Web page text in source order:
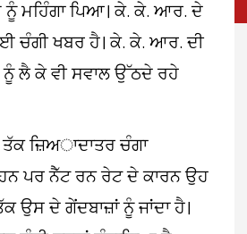
ਨੂੰ ਮਹਿੰਗਾ ਪਿਆ। ਕੇ. ਕੇ. ਆਰ. ਦੇ
ਚੰਗੀ ਖਬਰ ਹੈ। ਕੇ. ਕੇ. ਆਰ. ਦੀ
ਨੂੰ ਲੈ ਕੇ ਵੀ ਸਵਾਲ ਉੱਠਦੇ ਰਹੇ
ਜ਼ਿਅਾਦਾਤਰ ਚੰਗਾ
ਪਰ ਨੈੱਟ ਰਨ ਰੇਟ ਦੇ ਕਾਰਨ ਉਹ
ਉਸ ਦੇ ਗੇਂਦਬਾਜ਼ਾਂ ਨੂੰ ਜਾਂਦਾ ਹੈ।